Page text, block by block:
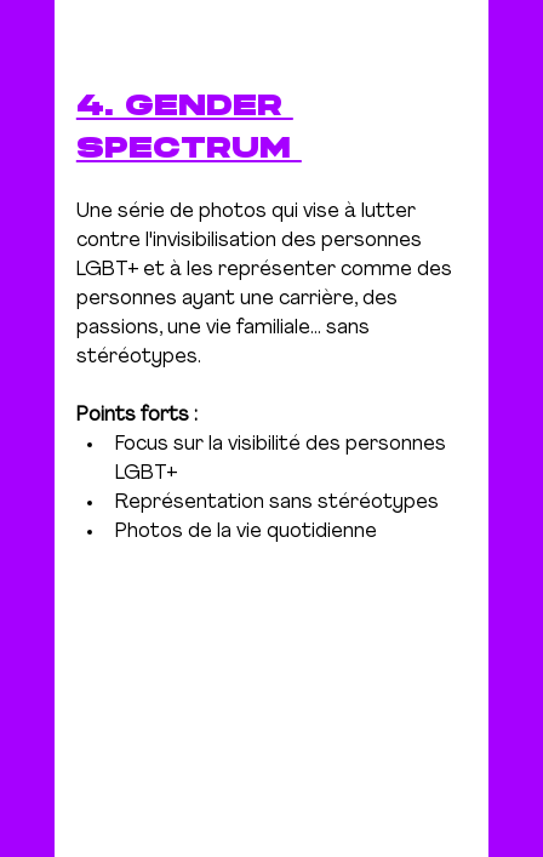
4. GENDER
SPECTRUM
Une série de photos qui vise à lutter
contre l'invisibilisation des personnes
LGBT+ et à les représenter comme des
personnes ayant une carrière, des
passions, une vie familiale... sans
stéréotypes.
Points forts :
Focus sur la visibilité des personnes
LGBT+
Représentation sans stéréotypes
Photos de la vie quotidienne